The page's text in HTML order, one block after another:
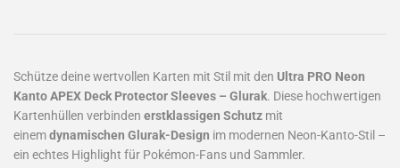
Schütze deine wertvollen Karten mit Stil mit den Ultra PRO Neon
Kanto APEX Deck Protector Sleeves – Glurak. Diese hochwertigen
Kartenhüllen verbinden erstklassigen Schutz mit
einemdynamischen Glurak-Design im modernen Neon-Kanto-Stil –
ein echtes Highlight für Pokémon-Fans und Sammler.